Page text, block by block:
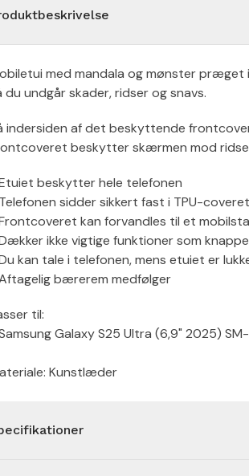
med mandala og mønster
du undgår skader, ridser og snavs.
indersiden af det beskyttende
beskytter skærmen mod
beskytter hele telefonen
sidder sikkert fast i TPU-coveret
kan forvandles til et
ikke vigtige funktioner som
kan tale i telefonen, mens etuiet er
bærerem medfølger
til:
Galaxy S25 Ultra (6,9" 2025)
Kunstlæder